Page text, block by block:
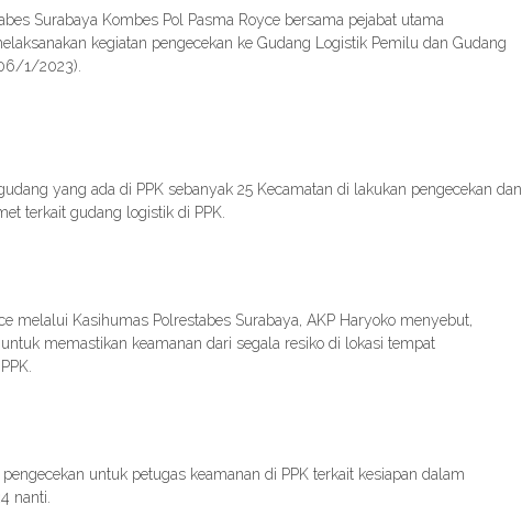
Surabaya Kombes Pol Pasma Royce bersama pejabat utama
kegiatan pengecekan ke Gudang Logistik Pemilu dan Gudang
1/2023).
yang ada di PPK sebanyak 25 Kecamatan di lakukan pengecekan dan
terkait gudang logistik di PPK.
melalui Kasihumas Polrestabes Surabaya, AKP Haryoko menyebut,
memastikan keamanan dari segala resiko di lokasi tempat
untuk petugas keamanan di PPK terkait kesiapan dalam
nanti.